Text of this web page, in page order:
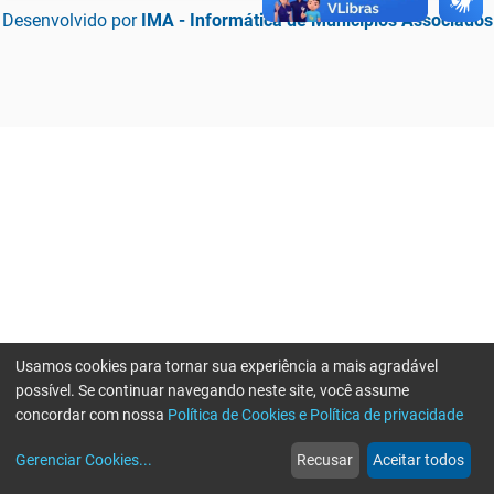
Desenvolvido por IMA - Informática de Municípios Associados
web
Notícias
more_horiz
Mais
Usamos cookies para tornar sua experiência a mais agradável
possível. Se continuar navegando neste site, você assume
concordar com nossa Política de Cookies e Política de privacidade
Gerenciar Cookies... Recusar Aceitar todos
Erro ao enviar informações, por favor tente novamente